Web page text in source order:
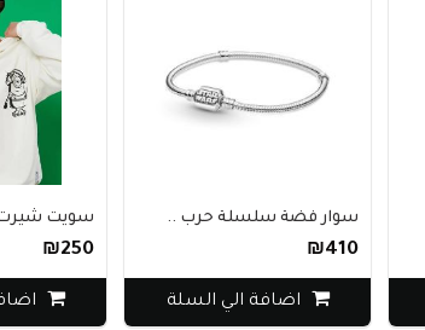
سوار فضة سلسلة حرب ..
₪410
اضافة الي السلة
سويت شيرت
₪250
اضافة